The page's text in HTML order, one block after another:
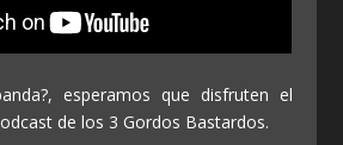
esperamos que disfruten el
de los 3 Gordos Bastardos.